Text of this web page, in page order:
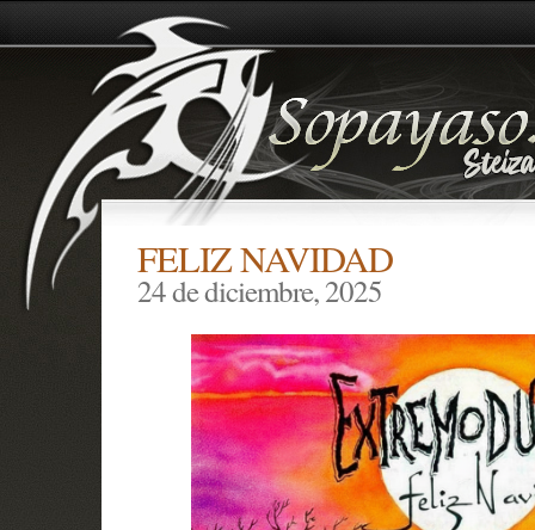
FELIZ NAVIDAD
24 de diciembre, 2025